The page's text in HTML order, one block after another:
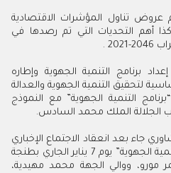
عروض تناول المؤشرات الاقتصادية
أهم التحديات التي تم رصدها في
.
برنامج التنمية الجهوية وإطاره
لتحقيق التنمية الجهوية والعدالة
التنمية الجهوية” مع النموذج
الجلالة الملك محمد السادس.
جاء بعد انعقاد الاجتماع الإخباري
والتشاوري حول إعداد “برنامج التنمية الجهوية” يوم 7 يناير الجاري بطنجة
ووالي الجهة محمد مهيدية،